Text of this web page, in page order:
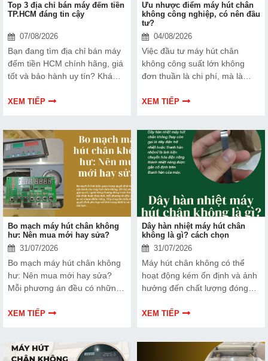
Top 3 địa chỉ bán máy đếm tiền
TP.HCM đáng tin cậy
07/08/2026
Bạn đang tìm địa chỉ bán máy
đếm tiền HCM chính hãng, giá
tốt và bảo hành uy tín? Khám
nhiều doanh nghiệp, cửa hàng
XEM TIẾP
Ưu nhược điểm máy hút chân
không công nghiệp, có nên đầu
tư?
04/08/2026
Việc đầu tư máy hút chân
không công suất lớn không
đơn thuần là chi phí, mà là
sản phẩm và nâng cao vị thế
điểm của thiết bị này để có
thêm thông tin và giúp bạn đưa
ra lựa chọn phù hợp, hiệu quả
hơn nhé!
XEM TIẾP
Bo mạch máy hút chân không
hư: Nên mua mới hay sửa?
31/07/2026
Bo mạch máy hút chân không
hư: Nên mua mới hay sửa?
Mỗi phương án đều có những
cùng tìm hiểu để đưa ra quyết
XEM TIẾP
Dây hàn nhiệt máy hút chân
không là gì? cách chọn
31/07/2026
Máy hút chân không có thể
hoạt động kém ổn định và ảnh
hưởng đến chất lượng đóng
Bài viết dưới đây sẽ giúp bạn
XEM TIẾP